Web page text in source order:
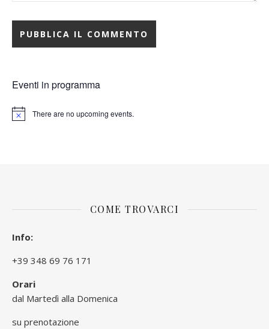
Eventi in programma
There are no upcoming events.
COME TROVARCI
Info:
+39 348 69 76 171
Orari
dal Martedì alla Domenica
su prenotazione